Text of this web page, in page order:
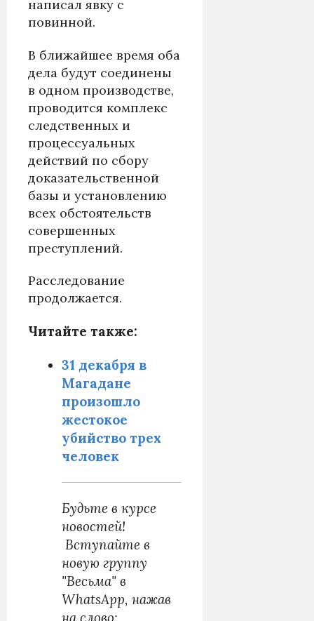
написал явку с
повинной.
В ближайшее время оба
дела будут соединены
в одном производстве,
проводится комплекс
следственных и
процессуальных
действий по сбору
доказательственной
базы и установлению
всех обстоятельств
совершенных
преступлений.
Расследование
продолжается.
Читайте также:
31 декабря в
Магадане
произошло
жестокое
убийство трех
человек
Будьте в курсе
новостей!
Вступайте в
новую группу
"Весьма" в
WhatsApp, нажав